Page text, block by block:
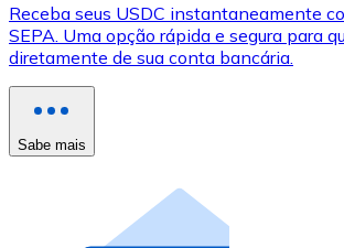
Receba seus USDC instantaneamente
SEPA. Uma opção rápida e segura para
diretamente de sua conta bancária.
Sabe mais